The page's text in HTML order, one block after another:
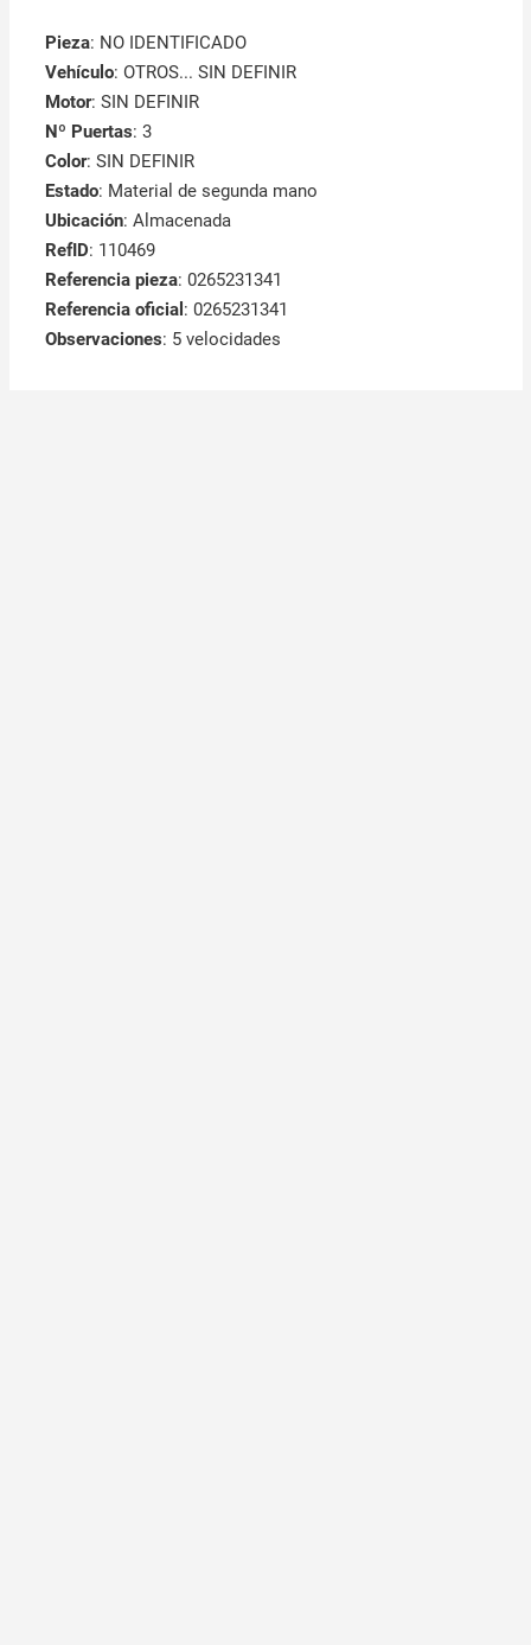
Pieza: NO IDENTIFICADO
Vehículo: OTROS... SIN DEFINIR
Motor: SIN DEFINIR
Nº Puertas: 3
Color: SIN DEFINIR
Estado: Material de segunda mano
Ubicación: Almacenada
RefID: 110469
Referencia pieza: 0265231341
Referencia oficial : 0265231341
Observaciones: 5 velocidades